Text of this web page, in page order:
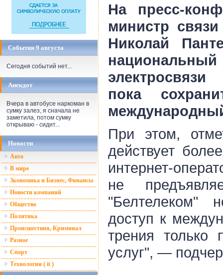
События 9 августа
Сегодня событий нет...
Анекдот
Вчера в автобусе наркоман в
сумку залез, я сначала не
заметила, потом сумку
открываю - сидит...
Новости
Авто
В мире
Зкономика и Бизнес, Финансы
Новости компаний
Общество
Политика
Происшествия, Криминал
Разное
Спорт
Технологии ( it )
На пресс-
министр
Николай
пока
При этом,
действует
интернет-
не
"Белтелеком"
доступ к
трения только
услуг", —